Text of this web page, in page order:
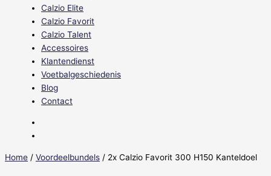
Calzio Elite
Calzio Favorit
Calzio Talent
Accessoires
Klantendienst
Voetbalgeschiedenis
Blog
Contact
Home / Voordeelbundels / 2x Calzio Favorit 300 H150 Kanteldoel